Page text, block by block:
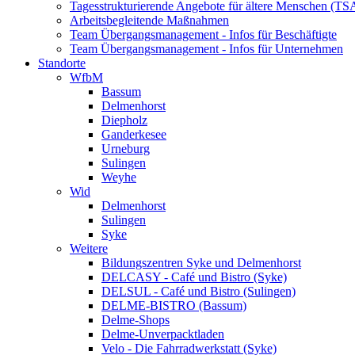
Tagesstrukturierende Angebote für ältere Menschen
Arbeitsbegleitende Maßnahmen
Team Übergangsmanagement - Infos für Beschäftigte
Team Übergangsmanagement - Infos für Unternehmen
Standorte
WfbM
Bassum
Delmenhorst
Diepholz
Ganderkesee
Urneburg
Sulingen
Weyhe
Wid
Delmenhorst
Sulingen
Syke
Weitere
Bildungszentren Syke und Delmenhorst
DELCASY - Café und Bistro (Syke)
DELSUL - Café und Bistro (Sulingen)
DELME-BISTRO (Bassum)
Delme-Shops
Delme-Unverpacktladen
Velo - Die Fahrradwerkstatt (Syke)